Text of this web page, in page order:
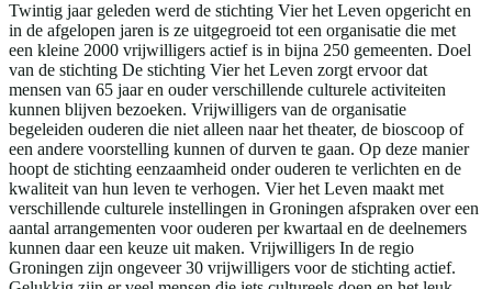
Twintig jaar geleden werd de stichting Vier het Leven opgericht en
in de afgelopen jaren is ze uitgegroeid tot een organisatie die met
een kleine 2000 vrijwilligers actief is in bijna 250 gemeenten. Doel
van de stichting De stichting Vier het Leven zorgt ervoor dat
mensen van 65 jaar en ouder verschillende culturele activiteiten
kunnen blijven bezoeken. Vrijwilligers van de organisatie
begeleiden ouderen die niet alleen naar het theater, de bioscoop of
een andere voorstelling kunnen of durven te gaan. Op deze manier
hoopt de stichting eenzaamheid onder ouderen te verlichten en de
kwaliteit van hun leven te verhogen. Vier het Leven maakt met
verschillende culturele instellingen in Groningen afspraken over een
aantal arrangementen voor ouderen per kwartaal en de deelnemers
kunnen daar een keuze uit maken. Vrijwilligers In de regio
Groningen zijn ongeveer 30 vrijwilligers voor de stichting actief.